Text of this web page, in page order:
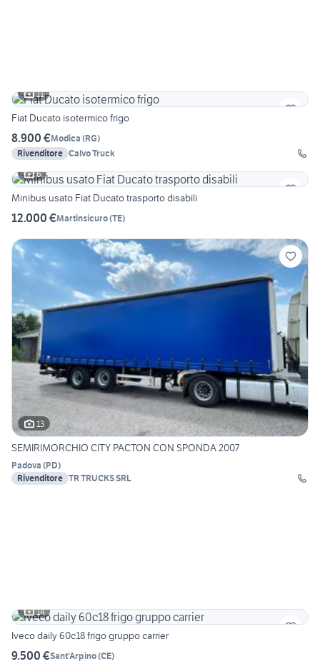
11
Fiat Ducato isotermico frigo
8.900 €Modica (RG)
Rivenditore Calvo Truck
6
Minibus usato Fiat Ducato trasporto disabili
12.000 €Martinsicuro(TE)
13
SEMIRIMORCHIO CITY PACTON CON SPONDA 2007
Padova (PD)
Rivenditore TR TRUCKS SRL
14
Iveco daily 60c18 frigo gruppo carrier
9.500 €Sant'Arpino(CE)